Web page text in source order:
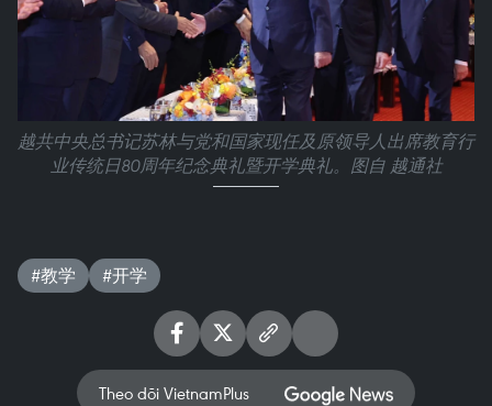
越共中央总书记苏林与党和国家现任及原领导人出席教育行
业传统日80周年纪念典礼暨开学典礼。图自 越通社
#教学 #开学
Theo dõi VietnamPlus